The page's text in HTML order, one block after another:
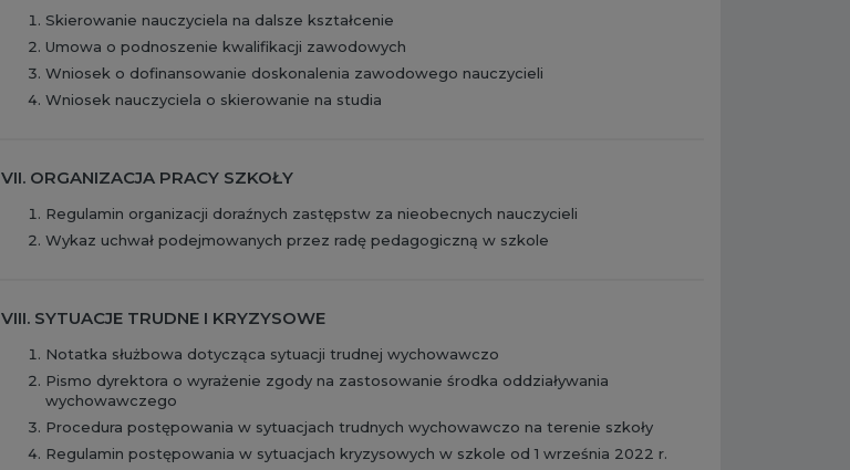
Skierowanie nauczyciela na dalsze kształcenie
Umowa o podnoszenie kwalifikacji zawodowych
Wniosek o dofinansowanie doskonalenia zawodowego nauczycieli
Wniosek nauczyciela o skierowanie na studia
VII. ORGANIZACJA PRACY SZKOŁY
Regulamin organizacji doraźnych zastępstw za nieobecnych nauczycieli
Wykaz uchwał podejmowanych przez radę pedagogiczną w szkole
VIII. SYTUACJE TRUDNE I KRYZYSOWE
Notatka służbowa dotycząca sytuacji trudnej wychowawczo
Pismo dyrektora o wyrażenie zgody na zastosowanie środka oddziaływania
wychowawczego
Procedura postępowania w sytuacjach trudnych wychowawczo na terenie szkoły
Regulamin postępowania w sytuacjach kryzysowych w szkole od 1 września 2022 r.